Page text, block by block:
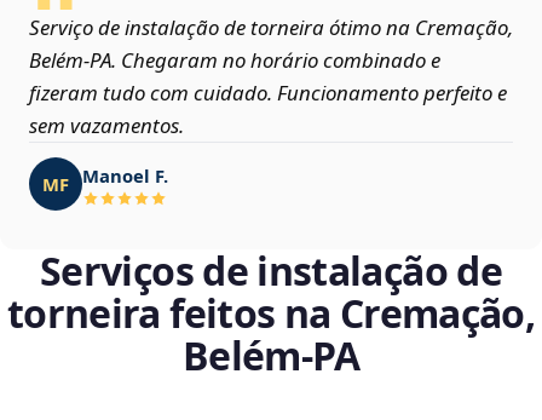
Serviço de instalação de torneira ótimo na Cremação,
Belém‑PA. Chegaram no horário combinado e
fizeram tudo com cuidado. Funcionamento perfeito e
sem vazamentos.
MF Manoel F.
Serviços de instalação de
torneira feitos na Cremação,
Belém‑PA